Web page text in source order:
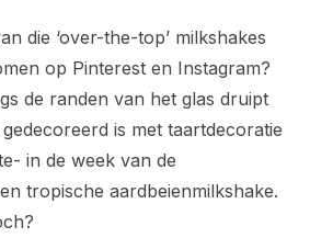
die ‘over-the-top’ milkshakes
op Pinterest en Instagram?
de randen van het glas druipt
is met taartdecoratie
in de week van de
tropische aardbeienmilkshake.